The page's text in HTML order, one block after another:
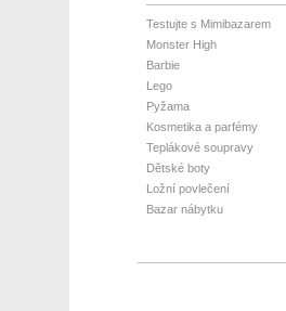
Testujte s Mimibazarem
Monster High
Barbie
Lego
Pyžama
Kosmetika a parfémy
Teplákové soupravy
Dětské boty
Ložní povlečení
Bazar nábytku